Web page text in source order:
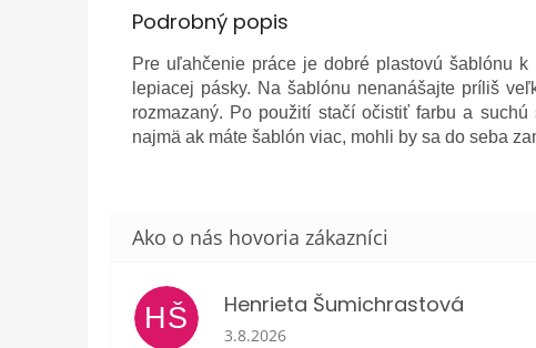
Podrobný popis
Pre uľahčenie práce je dobré plastovú šablónu
lepiacej pásky. Na šablónu nenanášajte príliš
rozmazaný. Po použití stačí očistiť farbu a
najmä ak máte šablón viac, mohli by sa do seba
HŠ Henrieta Šumichrastová
Hodnotenie obchodu je 5 z 5 hviezdičiek.
3.8.2026